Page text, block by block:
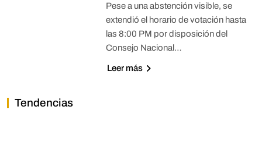
Pese a una abstención visible, se
extendió el horario de votación hasta
las 8:00 PM por disposición del
Consejo Nacional…
Leer más
Tendencias